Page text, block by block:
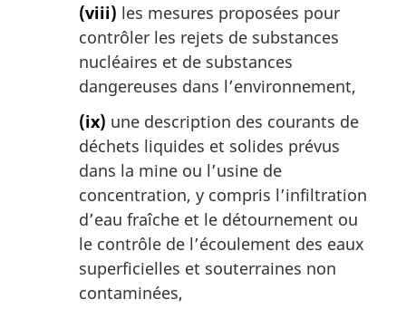
(viii) les mesures proposées pour
contrôler les rejets de substances
nucléaires et de substances
dangereuses dans l’environnement,
(ix) une description des courants de
déchets liquides et solides prévus
dans la mine ou l’usine de
concentration, y compris l’infiltration
d’eau fraîche et le détournement ou
le contrôle de l’écoulement des eaux
superficielles et souterraines non
contaminées,